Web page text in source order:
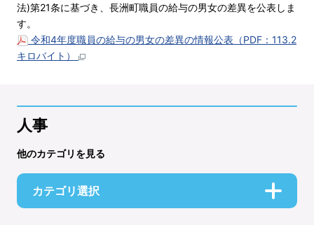
法)第21条に基づき、長洲町職員の給与の男女の差異を公表しま
す。
令和4年度職員の給与の男女の差異の情報公表（PDF：113.2
キロバイト）
人事
他のカテゴリを見る
カテゴリ選択